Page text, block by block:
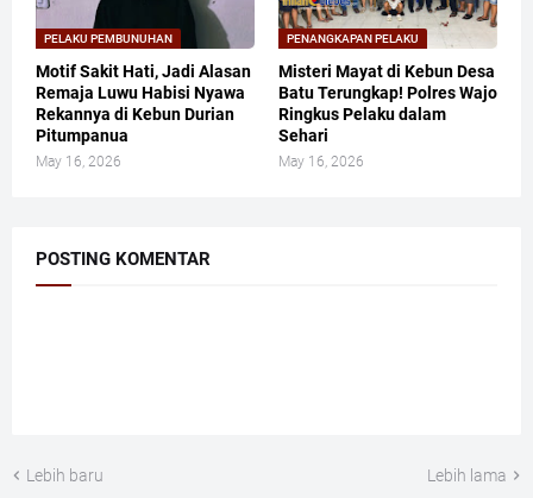
PELAKU PEMBUNUHAN
Motif Sakit Hati, Jadi Alasan
Remaja Luwu Habisi Nyawa
Rekannya di Kebun Durian
Pitumpanua
May 16, 2026
PENANGKAPAN PELAKU
Misteri Mayat di Kebun Desa
Batu Terungkap! Polres Wajo
Ringkus Pelaku dalam
Sehari
May 16, 2026
POSTING KOMENTAR
Lebih baru Lebih lama